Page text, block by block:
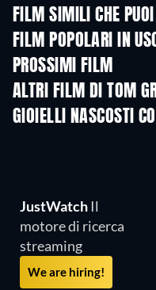
FILM SIMILI CHE
FILM POPOLARI IN
PROSSIMI FILM
ALTRI FILM DI TOM
GIOIELLI NASCOSTI
JustWatch Il
motore di ricerca
streaming
We are hiring!